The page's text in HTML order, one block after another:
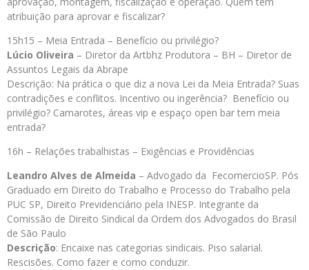
atribuição para aprovar e fiscalizar?
15h15 – Meia Entrada – Benefício ou privilégio?
Lúcio Oliveira – Diretor da Artbhz Produtora – BH – Diretor de
Assuntos Legais da Abrape
Descrição: Na prática o que diz a nova Lei da Meia Entrada? Suas
contradições e conflitos. Incentivo ou ingerência? Benefício ou
privilégio? Camarotes, áreas vip e espaço open bar tem meia
entrada?
16h – Relações trabalhistas – Exigências e Providências
Leandro Alves de Almeida – Advogado da FecomercioSP. Pós
Graduado em Direito do Trabalho e Processo do Trabalho pela
PUC SP, Direito Previdenciário pela INESP. Integrante da
Comissão de Direito Sindical da Ordem dos Advogados do Brasil
de São Paulo
Descrição: Encaixe nas categorias sindicais. Piso salarial.
Rescisões. Como fazer e como conduzir.